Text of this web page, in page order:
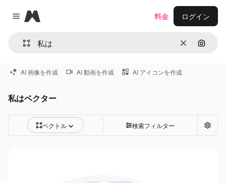
Close menu
Magnific
消去 画像で
料金 ログイン
AI 画像を作成 AI 動画を作成 AI アイコンを作成
私はベクター
ベクトル 検索フィルター